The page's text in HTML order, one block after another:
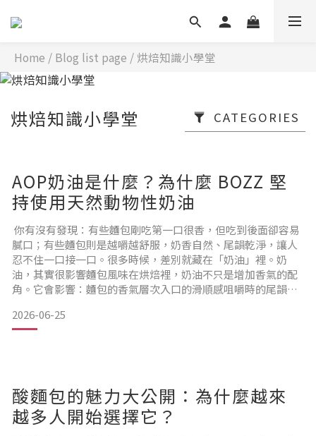
Home / Blog list page / 烘焙知識小學堂
烘焙知識小學堂 CATEGORIES
AOP奶油是什麼？為什麼 BOZZ 堅
持使用天然動物性奶油
你有沒有發現：有些麵包剛吃第一口很香，但吃到後面卻容易
膩口；有些麵包則是越嚼越舒服，奶香自然、尾韻乾淨，讓人
忍不住一口接一口。很多時候，差別就藏在「奶油」裡。奶
油，其實很影響麵包風味在烘焙裡，奶油不只是增加香氣的配
角。它會影響：麵包的香氣層次入口的滑順感咀嚼時的尾韻放
品，奶油的品質會非常直接地影響整體口感。這也是 BOZZ 一
直堅持使用天然優質動物性奶油的原因。動物性奶油與植物性
2026-06-25
酸麵包的魅力大公開：為什麼越來
越多人開始選擇它？